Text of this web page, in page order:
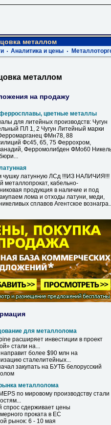
металлом
Аналитика и цены
металлом
на продажу
цветные металлы
для литейных производств: Чугун
ПЛ 1, 2 Чугун Литейный марки
ФМн78, 88
Фс45, 65, 75 Феррохром,
Ферромолибден ФМо60
чушку латунную ЛСд !!!ИЗ НАЛИЧИЯ!!!
металлопрокат, кабельно-
продукция в наличие и под
лома и отходы латуни, меди,
сплавов Агентское
для металлолома
расширяет инвестиции в проект
стали на...
более $90 млн на
сталелитейных...
закупать на БУТБ белорусский
металлолома
MEPS по мировому производству стали
спрос сдерживает цены
проката в ЕС
рынок: 6 - 10 мая